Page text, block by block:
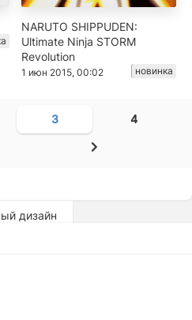
NARUTO SHIPPUDEN:
Ultimate Ninja STORM
Revolution
1 июн 2015, 00:02 новинка
3 4
дизайн